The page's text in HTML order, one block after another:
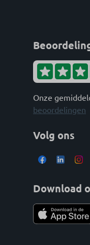
Onze
beoordelingen
Volg ons
Download